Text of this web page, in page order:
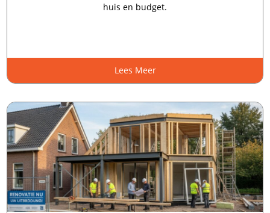
huis en budget.​
Lees Meer